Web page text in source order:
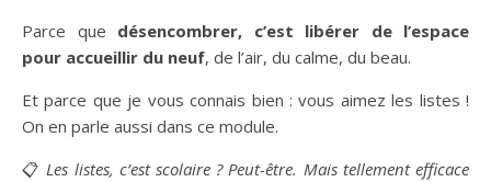
Parce que désencombrer, c’est libérer de l’espace
pour accueillir du neuf, de l’air, du calme, du beau.
Et parce que je vous connais bien : vous aimez les listes !
On en parle aussi dans ce module.
📋Les listes, c’est scolaire ? Peut-être. Mais tellement efficace